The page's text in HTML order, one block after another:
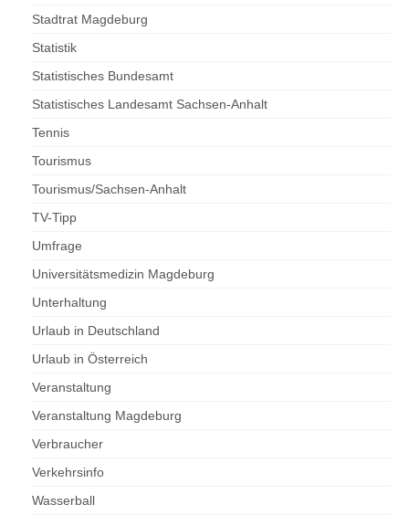
Stadtrat Magdeburg
Statistik
Statistisches Bundesamt
Statistisches Landesamt Sachsen-Anhalt
Tennis
Tourismus
Tourismus/Sachsen-Anhalt
TV-Tipp
Umfrage
Universitätsmedizin Magdeburg
Unterhaltung
Urlaub in Deutschland
Urlaub in Österreich
Veranstaltung
Veranstaltung Magdeburg
Verbraucher
Verkehrsinfo
Wasserball